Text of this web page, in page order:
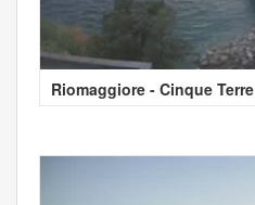
Riomaggiore - Cinque Terre